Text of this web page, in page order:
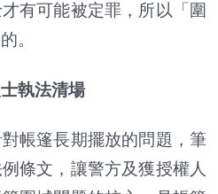
有可能被定罪，所以「圍
。
執法清場
帳篷長期擺放的問題，筆
條文，讓警方及獲授權人